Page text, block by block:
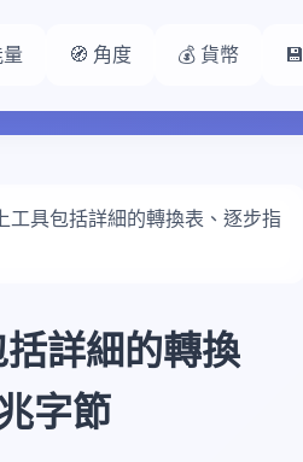
量 🧭 角度 💰 貨幣
工具包括詳細的轉換表、逐步指
詳細的轉換
字節